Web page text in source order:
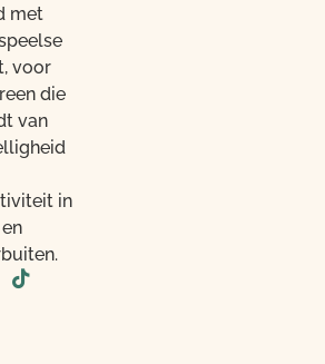
met
voor
die
van
in